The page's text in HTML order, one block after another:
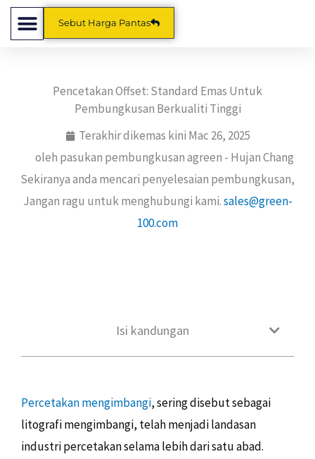
Langkau
Sebut Harga Pantas
Pencetakan Offset: Standard Emas Untuk
Pembungkusan Berkualiti Tinggi
Terakhir dikemas kini Mac 26, 2025
oleh pasukan pembungkusan agreen - Hujan Chang
Sekiranya anda mencari penyelesaian pembungkusan,
Jangan ragu untuk menghubungi kami.sales@green-
100.com
Isi kandungan
Percetakan mengimbangi, sering disebut sebagai
litografi mengimbangi, telah menjadi landasan
industri percetakan selama lebih dari satu abad.